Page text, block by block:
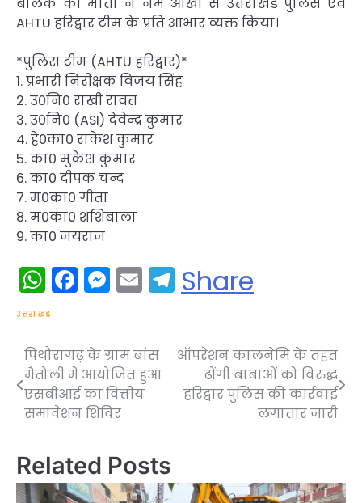
बालक की माता ने नम आंखों से उत्तराखंड पुलिस एवं
AHTU हरिद्वार टीम के प्रति आभार व्यक्त किया।
*पुलिस टीम (AHTU हरिद्वार)*
1. प्रभारी निरीक्षक विजय सिंह
2. उ0नि0 राखी रावत
3. उ0नि0 (ASI) देवेन्द्र कुमार
4. हे0का0 राकेश कुमार
5. का0 मुकेश कुमार
6. का0 दीपक चन्द
7. म0का0 गीता
8. म0का0 शशिबाला
9. का0 जयराज
WhatsApp
Facebook
Messenger
EmailTelegram
Share
उत्तराखंड
Post
navigation
पिथौरागढ़ के ग्राम बांस
मैतोली में आयोजित हुआ
एसबीआई का वित्तीय
समावेशन शिविर
ऑपरेशन कालनेमि के तहत
ढोंगी बाबाओं को विरुद्ध
हरिद्वार पुलिस की कार्रवाई
लगातार जारी
Related Posts